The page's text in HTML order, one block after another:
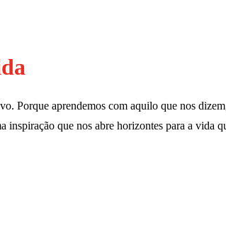
Porque aprendemos com aquilo que nos
inspiração que nos abre horizontes para a vida